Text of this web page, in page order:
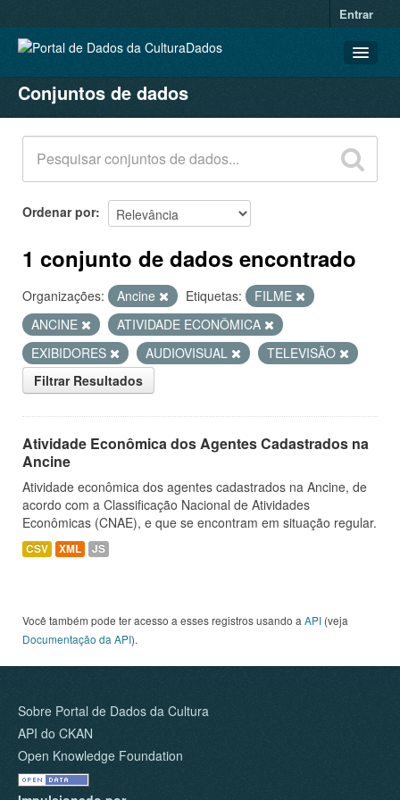
Entrar
CONJUNTOS DE DADOS
ORGANIZAÇÕES
GRUPOS
SOBRE
Conjuntos de dados
Ordenar por
1 conjunto de dados encontrado
Organizações: Ancine Etiquetas:
FILME
ANCINE
ATIVIDADE ECONÔMICA
EXIBIDORES
AUDIOVISUAL
TELEVISÃO
Filtrar Resultados
Atividade Econômica dos Agentes Cadastrados na
Ancine
Atividade econômica dos agentes cadastrados na Ancine, de
acordo com a Classificação Nacional de Atividades
Econômicas (CNAE), e que se encontram em situação regular.
CSV XML JS
Você também pode ter acesso a esses registros usando a API (veja
Documentação da API).
Sobre Portal de Dados da Cultura
API do CKAN
Open Knowledge Foundation